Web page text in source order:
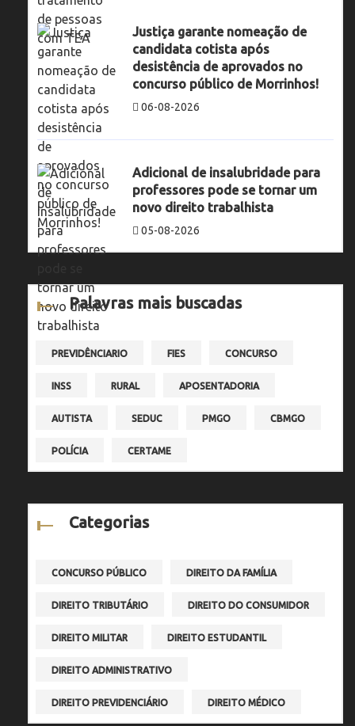
Justiça garante nomeação de
candidata cotista após
desistência de aprovados no
concurso público de Morrinhos!
06-08-2026
Adicional de insalubridade para
professores pode se tornar um
novo direito trabalhista
05-08-2026
Palavras mais buscadas
PREVIDÊNCIARIO FIES CONCURSO
INSS RURAL APOSENTADORIA
AUTISTA SEDUC PMGO CBMGO
POLÍCIA CERTAME
Categorias
CONCURSO PÚBLICO DIREITO DA FAMÍLIA
DIREITO TRIBUTÁRIO DIREITO DO CONSUMIDOR
DIREITO MILITAR DIREITO ESTUDANTIL
DIREITO ADMINISTRATIVO
DIREITO PREVIDENCIÁRIO DIREITO MÉDICO